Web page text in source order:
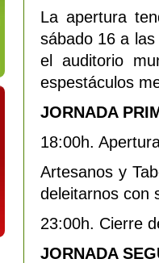
La apertura
sábado 16 a
el auditorio
espestáculos
JORNADA
18:00h.
Artesanos y
deleitarnos con
23:00h. Cierre
JORNADA